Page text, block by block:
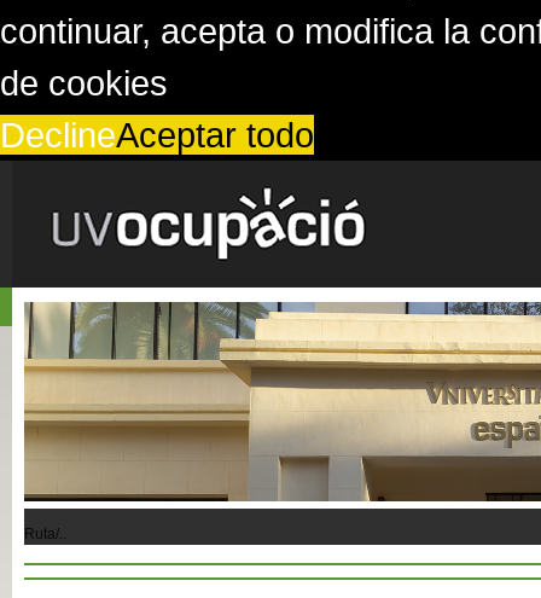
continuar, acepta o modifica la
de cookies
DeclineAceptar todo
Ruta/..